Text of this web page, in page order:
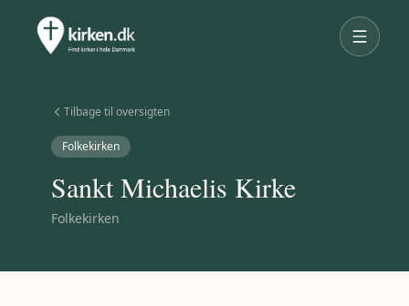
Tilbage til oversigten
Folkekirken
Sankt Michaelis Kirke
Folkekirken